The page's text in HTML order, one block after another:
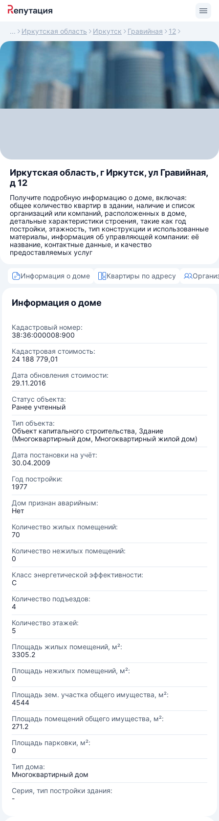
Иркутская область Иркутск Гравийная 12
Иркутская область, г Иркутск, ул Гравийная,
д 12
Получите подробную информацию о доме, включая:
общее количество квартир в здании, наличие и список
организаций или компаний, расположенных в доме,
детальные характеристики строения, такие как год
постройки, этажность, тип конструкции и использованные
материалы, информация об управляющей компании: её
название, контактные данные, и качество
предоставляемых услуг
Информация о доме Квартиры по адресу
Информация о доме
Кадастровый номер:
38:36:000008:900
Кадастровая стоимость:
24 188 779,01
Дата обновления стоимости:
29.11.2016
Статус объекта:
Ранее учтенный
Тип объекта:
Объект капитального строительства, Здание
(Многоквартирный дом, Многоквартирный жилой дом)
Дата постановки на учёт:
30.04.2009
Год постройки:
1977
Дом признан аварийным:
Нет
Количество жилых помещений:
70
Количество нежилых помещений:
0
Класс энергетической эффективности:
C
Количество подъездов:
4
Количество этажей:
5
Площадь жилых помещений, м²:
3305.2
Площадь нежилых помещений, м²:
0
Площадь зем. участка общего имущества, м²:
4544
Площадь помещений общего имущества, м²:
271.2
Площадь парковки, м²:
0
Тип дома:
Многоквартирный дом
Серия, тип постройки здания:
-